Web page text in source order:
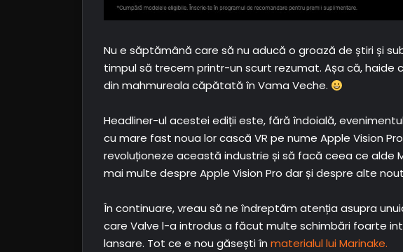
Nu e săptămână care să nu aducă o groază de știri și
timpul să trecem printr-un scurt rezumat. Așa că,
din mahmureala căpătată în Vama Veche.
Headliner-ul acestei ediții este, fără îndoială,
cu mare fast noua lor cască VR pe nume Apple Vision
revoluționeze această industrie și să facă ceea ce alde
mai multe despre Apple Vision Pro dar și despre alte
În continuare, vreau să ne îndreptăm atenția asupra
care Valve l-a introdus a făcut multe schimbări foarte
lansare. Tot ce e nou găsești în materialul lui Marinake.